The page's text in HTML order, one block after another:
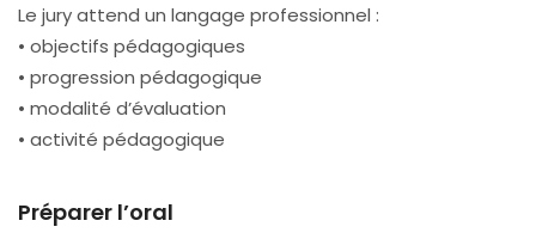
Le jury attend un langage professionnel :
• objectifs pédagogiques
• progression pédagogique
• modalité d’évaluation
• activité pédagogique
Préparer l’oral